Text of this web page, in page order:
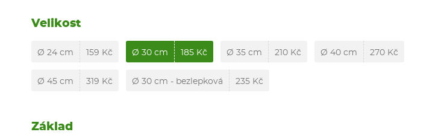
Velikost
Ø 24 cm 159 Kč Ø 30 cm 185 Kč Ø 35 cm 210 Kč Ø 40 cm 270 Kč
Ø 45 cm 319 Kč Ø 30 cm - bezlepková 235 Kč
Základ